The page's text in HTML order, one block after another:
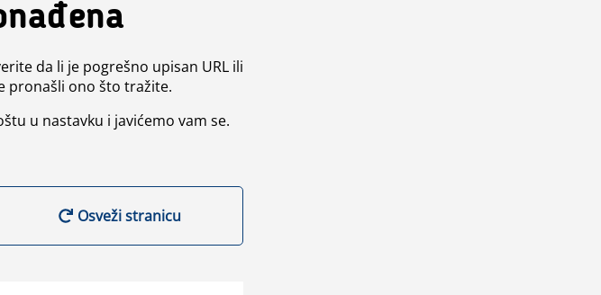
da li je pogrešno upisan URL ili
pronašli ono što tražite.
u nastavku i javićemo vam se.
Osveži stranicu